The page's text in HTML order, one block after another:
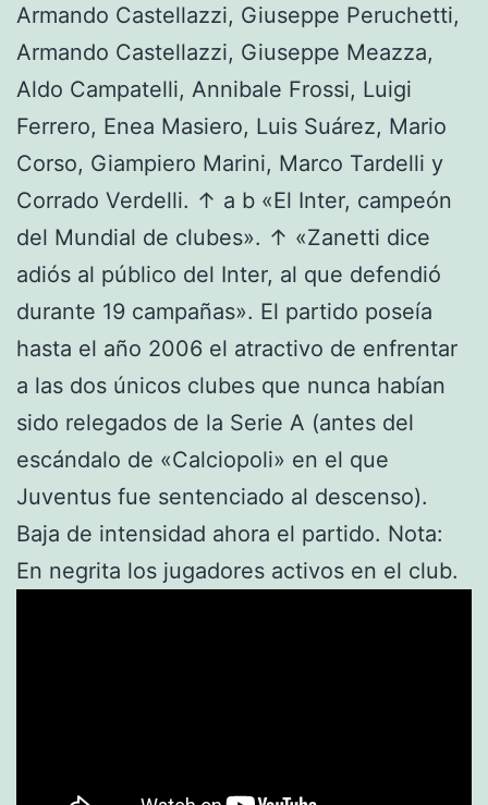
Armando Castellazzi, Giuseppe Peruchetti,
Armando Castellazzi, Giuseppe Meazza,
Aldo Campatelli, Annibale Frossi, Luigi
Ferrero, Enea Masiero, Luis Suárez, Mario
Corso, Giampiero Marini, Marco Tardelli y
Corrado Verdelli. ↑ a b «El Inter, campeón
del Mundial de clubes». ↑ «Zanetti dice
adiós al público del Inter, al que defendió
durante 19 campañas». El partido poseía
hasta el año 2006 el atractivo de enfrentar
a las dos únicos clubes que nunca habían
sido relegados de la Serie A (antes del
escándalo de «Calciopoli» en el que
Juventus fue sentenciado al descenso).
Baja de intensidad ahora el partido. Nota:
En negrita los jugadores activos en el club.